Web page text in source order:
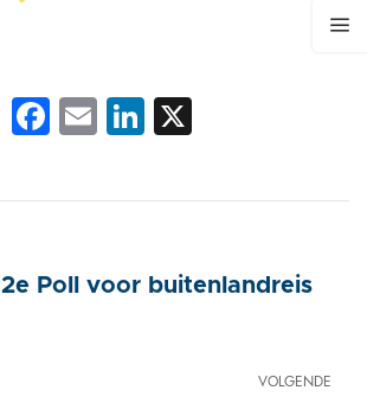
Facebook
EmailLinkedIn
Poll voor buitenlandreis
VOLGENDE